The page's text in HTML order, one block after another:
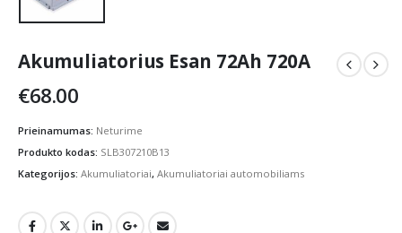
Akumuliatorius Esan 72Ah 720A
€68.00
Prieinamumas: Neturime
Produkto kodas: SLB307210B13
Kategorijos: Akumuliatoriai, Akumuliatoriai automobiliams